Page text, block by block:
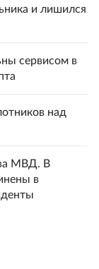
и лишился
сервисом в
над
МВД. В
в